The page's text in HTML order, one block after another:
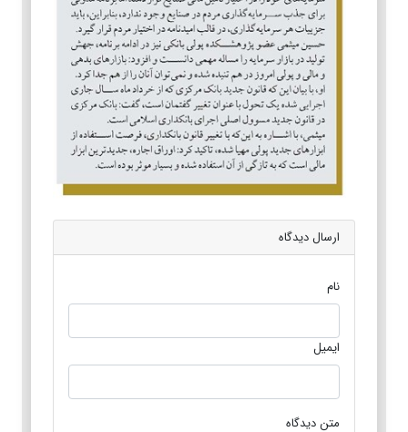
ارسال دیدگاه
نام
ایمیل
متن دیدگاه